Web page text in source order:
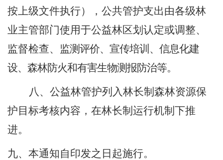
按上级文件执行） ，公共管护支出由各级林
业主管部门使用于公益林区划认定或调整、
监督检查、 监测评价、宣传培训、信息化建
设、森林防火和有害生物测报防治等。
八、 公益林管护列入林长制森林资源保
护目标考核内容，在林长制运行机制下推
进。
九、 本通知自印发之日起施行。